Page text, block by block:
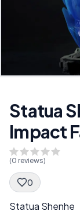
Statua
Impact
(0 reviews)
0
Spec Description
Statua Shenhe